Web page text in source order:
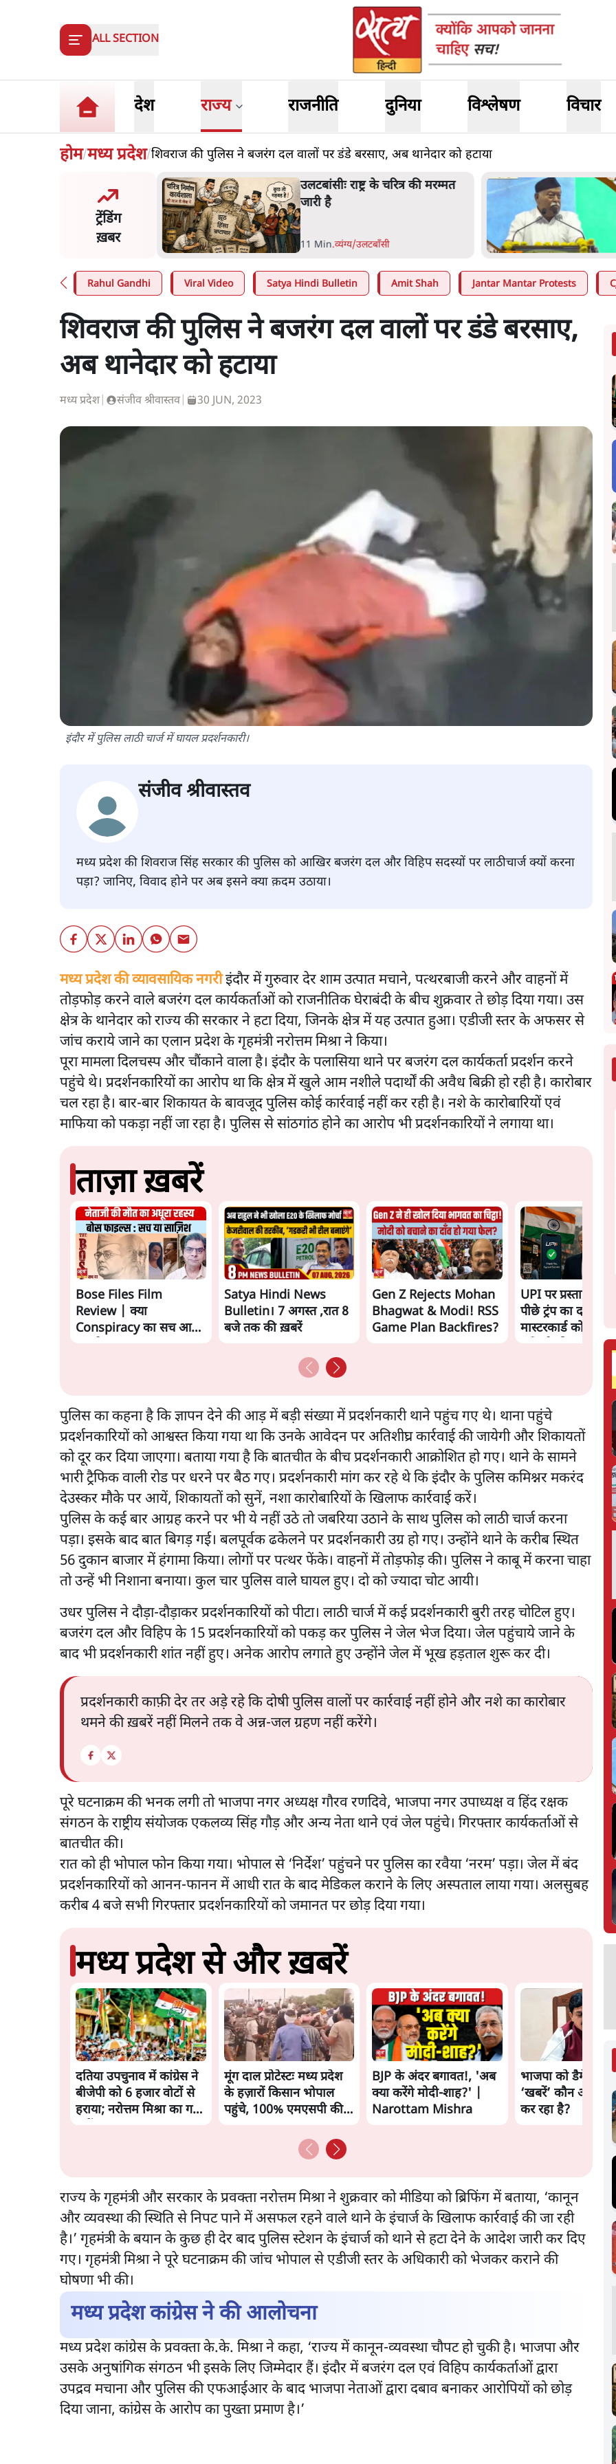
ALL SECTION
देश राज्य राजनीति दुनिया विश्लेषण विचार
होम/मध्य प्रदेश/शिवराज की पुलिस ने बजरंग दल वालों पर डंडे बरसाए, अब थानेदार को हटाया
ट्रेंडिंग
ख़बर
2.32 करोड़ रोज़ाना खर्चः
ने विज्ञापनों पर उड़ाने में
को भी पीछे छोड़ा
उलटबांसीः राष्ट्र के चरित्र की मरम्मत
जारी है
11 Min.व्यंग्य/उलटबाँसी
Rahul Gandhi Viral Video Satya Hindi Bulletin Amit Shah Jantar Mantar Protests
शिवराज की पुलिस ने बजरंग दल वालों पर डंडे बरसाए,
अब थानेदार को हटाया
मध्य प्रदेश संजीव श्रीवास्तव 30 JUN, 2023
इंदौर में पुलिस लाठी चार्ज में घायल प्रदर्शनकारी।
संजीव श्रीवास्तव
मध्य प्रदेश की शिवराज सिंह सरकार की पुलिस को आखिर बजरंग दल और विहिप सदस्यों पर लाठीचार्ज क्यों करना
पड़ा? जानिए, विवाद होने पर अब इसने क्या क़दम उठाया।
मध्य प्रदेश की व्यावसायिक नगरीइंदौर में गुरुवार देर शाम उत्पात मचाने, पत्थरबाजी करने और वाहनों में
तोड़फोड़ करने वाले बजरंग दल कार्यकर्ताओं को राजनीतिक घेराबंदी के बीच शुक्रवार ते छोड़ दिया गया। उस
क्षेत्र के थानेदार को राज्य की सरकार ने हटा दिया, जिनके क्षेत्र में यह उत्पात हुआ। एडीजी स्तर के अफसर से
जांच कराये जाने का एलान प्रदेश के गृहमंत्री नरोत्तम मिश्रा ने किया।
पूरा मामला दिलचस्प और चौंकाने वाला है। इंदौर के पलासिया थाने पर बजरंग दल कार्यकर्ता प्रदर्शन करने
पहुंचे थे। प्रदर्शनकारियों का आरोप था कि क्षेत्र में खुले आम नशीले पदार्थों की अवैध बिक्री हो रही है। कारोबार
चल रहा है। बार-बार शिकायत के बावजूद पुलिस कोई कार्रवाई नहीं कर रही है। नशे के कारोबारियों एवं
माफिया को पकड़ा नहीं जा रहा है। पुलिस से सांठगांठ होने का आरोप भी प्रदर्शनकारियों ने लगाया था।
ताज़ा ख़बरें
Bose Files Film
Review | क्या
Conspiracy का सच आया
Satya Hindi News
Bulletin। 7 अगस्त ,रात 8
बजे तक की ख़बरें
Gen Z Rejects Mohan
Bhagwat & Modi! RSS
Game Plan Backfires?
UPI पर प्रस्तावित
पीछे ट्रंप का दबाव?
मास्टरकार्ड को फायदा
पुलिस का कहना है कि ज्ञापन देने की आड़ में बड़ी संख्या में प्रदर्शनकारी थाने पहुंच गए थे। थाना पहुंचे
प्रदर्शनकारियों को आश्वस्त किया गया था कि उनके आवेदन पर अतिशीघ्र कार्रवाई की जायेगी और शिकायतों
को दूर कर दिया जाएगा। बताया गया है कि बातचीत के बीच प्रदर्शनकारी आक्रोशित हो गए। थाने के सामने
भारी ट्रैफिक वाली रोड पर धरने पर बैठ गए। प्रदर्शनकारी मांग कर रहे थे कि इंदौर के पुलिस कमिश्नर मकरंद
देउस्कर मौके पर आयें, शिकायतों को सुनें, नशा कारोबारियों के खिलाफ कार्रवाई करें।
पुलिस के कई बार आग्रह करने पर भी ये नहीं उठे तो जबरिया उठाने के साथ पुलिस को लाठी चार्ज करना
पड़ा। इसके बाद बात बिगड़ गई। बलपूर्वक ढकेलने पर प्रदर्शनकारी उग्र हो गए। उन्होंने थाने के करीब स्थित
56 दुकान बाजार में हंगामा किया। लोगों पर पत्थर फेंके। वाहनों में तोड़फोड़ की। पुलिस ने काबू में करना चाहा
तो उन्हें भी निशाना बनाया। कुल चार पुलिस वाले घायल हुए। दो को ज्यादा चोट आयी।
उधर पुलिस ने दौड़ा-दौड़ाकर प्रदर्शनकारियों को पीटा। लाठी चार्ज में कई प्रदर्शनकारी बुरी तरह चोटिल हुए।
बजरंग दल और विहिप के 15 प्रदर्शनकारियों को पकड़ कर पुलिस ने जेल भेज दिया। जेल पहुंचाये जाने के
बाद भी प्रदर्शनकारी शांत नहीं हुए। अनेक आरोप लगाते हुए उन्होंने जेल में भूख हड़ताल शुरू कर दी।
प्रदर्शनकारी काफ़ी देर तर अड़े रहे कि दोषी पुलिस वालों पर कार्रवाई नहीं होने और नशे का कारोबार
थमने की ख़बरें नहीं मिलने तक वे अन्न-जल ग्रहण नहीं करेंगे।
पूरे घटनाक्रम की भनक लगी तो भाजपा नगर अध्यक्ष गौरव रणदिवे, भाजपा नगर उपाध्यक्ष व हिंद रक्षक
संगठन के राष्ट्रीय संयोजक एकलव्य सिंह गौड़ और अन्य नेता थाने एवं जेल पहुंचे। गिरफ्तार कार्यकर्ताओं से
बातचीत की।
रात को ही भोपाल फोन किया गया। भोपाल से ‘निर्देश’ पहुंचने पर पुलिस का रवैया ‘नरम’ पड़ा। जेल में बंद
प्रदर्शनकारियों को आनन-फानन में आधी रात के बाद मेडिकल कराने के लिए अस्पताल लाया गया। अलसुबह
करीब 4 बजे सभी गिरफ्तार प्रदर्शनकारियों को जमानत पर छोड़ दिया गया।
मध्य प्रदेश से और ख़बरें
दतिया उपचुनाव में कांग्रेस ने
बीजेपी को 6 हजार वोटों से
हराया; नरोत्तम मिश्रा का गढ़
मूंग दाल प्रोटेस्टः मध्य प्रदेश
के हज़ारों किसान भोपाल
पहुंचे, 100% एमएसपी की
BJP के अंदर बगावत!, 'अब
क्या करेंगे मोदी-शाह?' |
Narottam Mishra
भाजपा को डैमेज करने
‘खबरें’ कौन और
कर रहा है?
राज्य के गृहमंत्री और सरकार के प्रवक्ता नरोत्तम मिश्रा ने शुक्रवार को मीडिया को ब्रिफिंग में बताया, ‘कानून
और व्यवस्था की स्थिति से निपट पाने में असफल रहने वाले थाने के इंचार्ज के खिलाफ कार्रवाई की जा रही
है।’ गृहमंत्री के बयान के कुछ ही देर बाद पुलिस स्टेशन के इंचार्ज को थाने से हटा देने के आदेश जारी कर दिए
गए। गृहमंत्री मिश्रा ने पूरे घटनाक्रम की जांच भोपाल से एडीजी स्तर के अधिकारी को भेजकर कराने की
घोषणा भी की।
मध्य प्रदेश कांग्रेस ने की आलोचना
मध्य प्रदेश कांग्रेस के प्रवक्ता के.के. मिश्रा ने कहा, ‘राज्य में कानून-व्यवस्था चौपट हो चुकी है। भाजपा और
उसके अनुषांगिक संगठन भी इसके लिए जिम्मेदार हैं। इंदौर में बजरंग दल एवं विहिप कार्यकर्ताओं द्वारा
उपद्रव मचाना और पुलिस की एफआईआर के बाद भाजपा नेताओं द्वारा दबाव बनाकर आरोपियों को छोड़
दिया जाना, कांग्रेस के आरोप का पुख्ता प्रमाण है।’